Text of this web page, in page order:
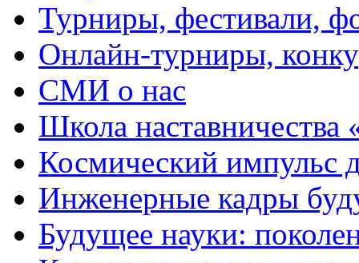
Турниры, фестивали,
Онлайн-турниры,
СМИ о нас
Школа
Космический импульс
Инженерные кадры
Будущее науки: